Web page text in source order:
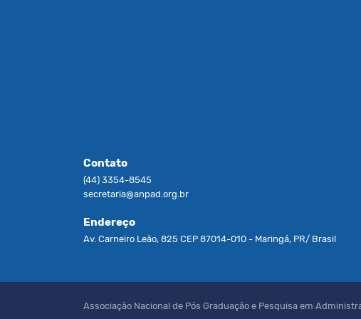
Contato
(44) 3354-8545
secretaria@anpad.org.br
Endereço
Av. Carneiro Leão, 825 CEP 87014-010 - Maringá, PR/ Brasil
Associação Nacional de Pós Graduação e Pesquisa em